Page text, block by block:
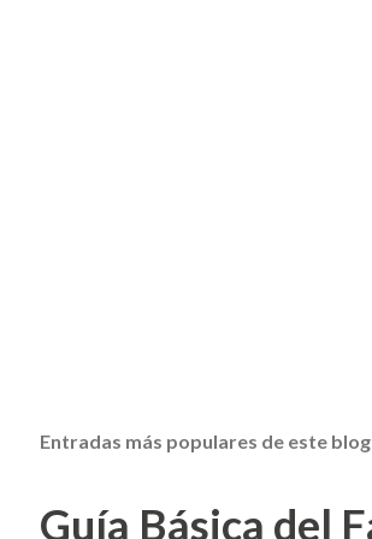
Entradas más populares de este blog
Guía Básica del